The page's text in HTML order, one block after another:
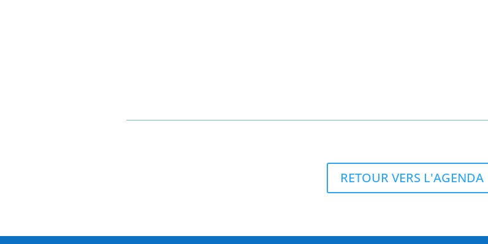
RETOUR VERS L'AGENDA